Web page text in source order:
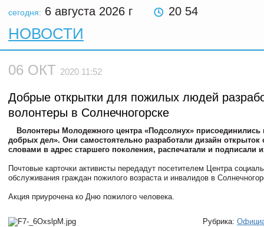
сегодня: 6 августа 2026 г 20 54
НОВОСТИ
06 ОКТ 2020 11:52
Добрые открытки для пожилых людей
волонтеры в Солнечногорске
Волонтеры Молодежного центра «Подсолнух» присоединились
добрых дел». Они самостоятельно разработали дизайн открыток
словами в адрес старшего поколения, распечатали и подписали
Почтовые карточки активисты передадут посетителем Центра
обслуживания граждан пожилого возраста и инвалидов в
Акция приурочена ко Дню пожилого человека.
Рубрика: